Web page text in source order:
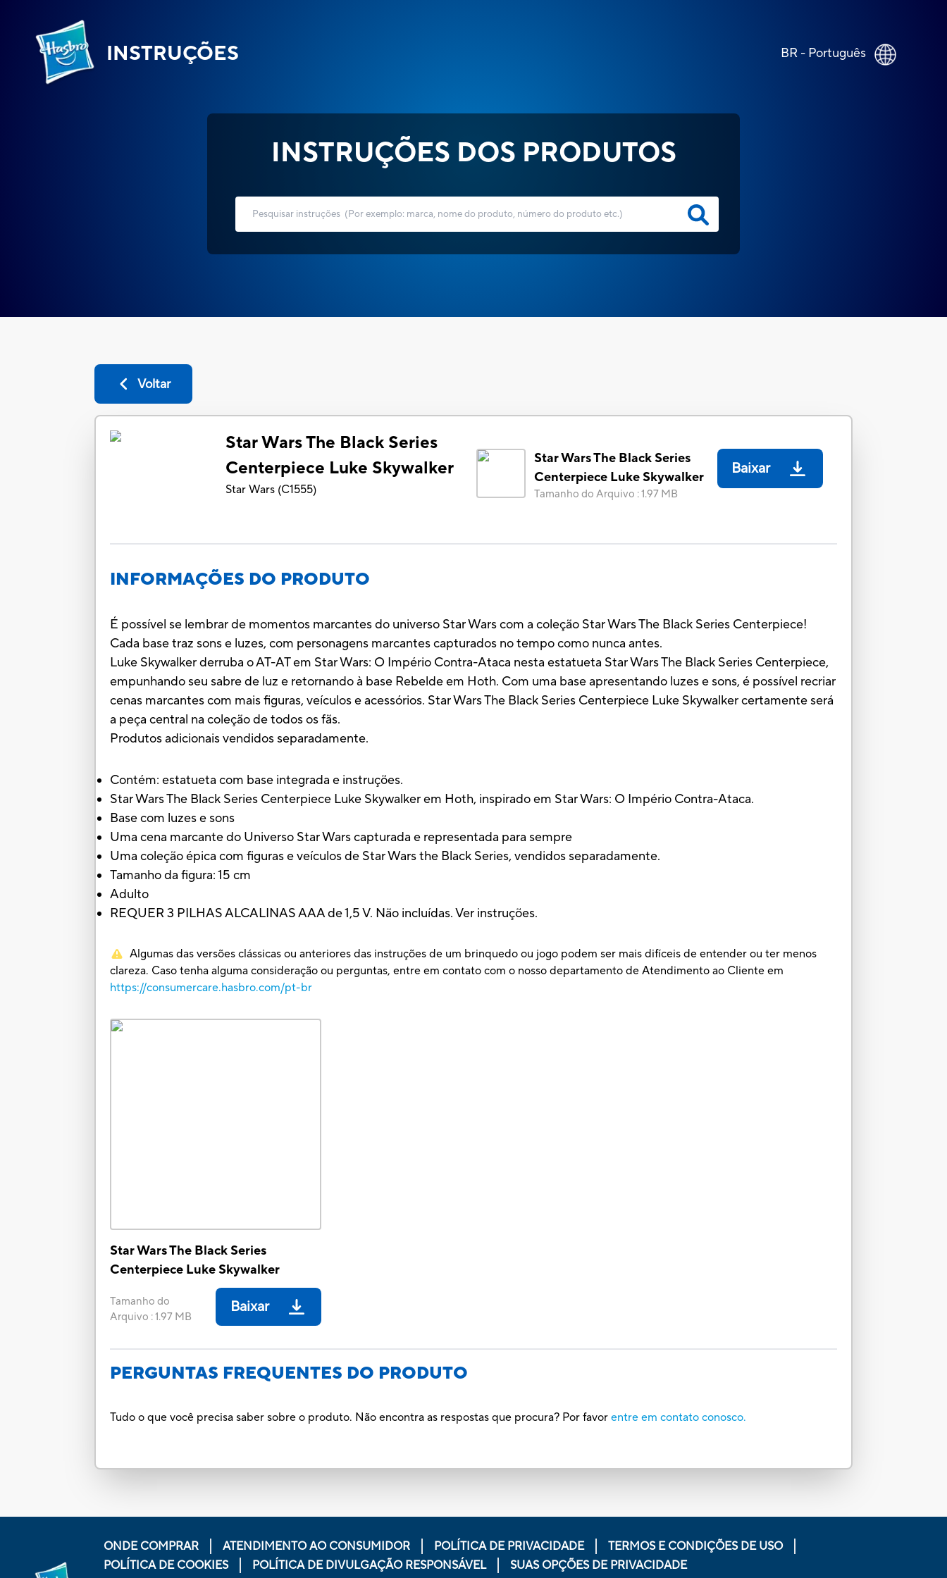
INSTRUÇÕES BR - Português
INSTRUÇÕES DOS PRODUTOS
Voltar
Star Wars The Black Series
Centerpiece Luke Skywalker
Star Wars (C1555)
Star Wars The Black Series
Centerpiece Luke Skywalker
Tamanho do Arquivo :1.97 MB
Baixar
INFORMAÇÕES DO PRODUTO
É possível se lembrar de momentos marcantes do universo Star Wars com a coleção Star Wars The Black Series Centerpiece!
Cada base traz sons e luzes, com personagens marcantes capturados no tempo como nunca antes.
Luke Skywalker derruba o AT-AT em Star Wars: O Império Contra-Ataca nesta estatueta Star Wars The Black Series Centerpiece,
empunhando seu sabre de luz e retornando à base Rebelde em Hoth. Com uma base apresentando luzes e sons, é possível recriar
cenas marcantes com mais figuras, veículos e acessórios. Star Wars The Black Series Centerpiece Luke Skywalker certamente será
a peça central na coleção de todos os fãs.
Produtos adicionais vendidos separadamente.
Contém: estatueta com base integrada e instruções.
Star Wars The Black Series Centerpiece Luke Skywalker em Hoth, inspirado em Star Wars: O Império Contra-Ataca.
Base com luzes e sons
Uma cena marcante do Universo Star Wars capturada e representada para sempre
Uma coleção épica com figuras e veículos de Star Wars the Black Series, vendidos separadamente.
Tamanho da figura: 15 cm
Adulto
REQUER 3 PILHAS ALCALINAS AAA de 1,5 V. Não incluídas. Ver instruções.
Algumas das versões clássicas ou anteriores das instruções de um brinquedo ou jogo podem ser mais difíceis de entender ou ter menos
clareza. Caso tenha alguma consideração ou perguntas, entre em contato com o nosso departamento de Atendimento ao Cliente em
https://consumercare.hasbro.com/pt-br
Star Wars The Black Series
Centerpiece Luke Skywalker
Tamanho do
Arquivo :1.97 MB
Baixar
PERGUNTAS FREQUENTES DO PRODUTO
Tudo o que você precisa saber sobre o produto. Não encontra as respostas que procura? Por favor entre em contato conosco.
ONDE COMPRAR ATENDIMENTO AO CONSUMIDOR POLÍTICA DE PRIVACIDADE
TERMOS E CONDIÇÕES DE USO
POLÍTICA DE COOKIES
POLÍTICA DE DIVULGAÇÃO RESPONSÁVEL SUAS OPÇÕES DE PRIVACIDADE